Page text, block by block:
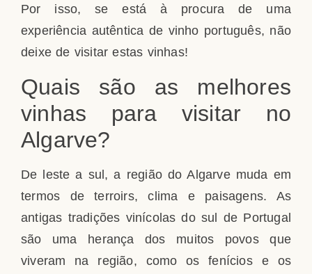
Por isso, se está à procura de uma
experiência autêntica de vinho português, não
deixe de visitar estas vinhas!
Quais são as melhores
vinhas para visitar no
Algarve?
De leste a sul, a região do Algarve muda em
termos de terroirs, clima e paisagens. As
antigas tradições vinícolas do sul de Portugal
são uma herança dos muitos povos que
viveram na região, como os fenícios e os